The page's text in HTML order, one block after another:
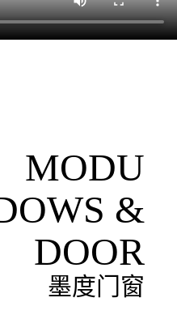
MODU
&
DOOR
墨度门窗